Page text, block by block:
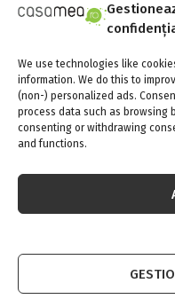
We use technologies like
information. We do this to
(non-) personalized ads.
process data such as browsing
consenting or withdrawing
and functions.
Idei isteţe de a